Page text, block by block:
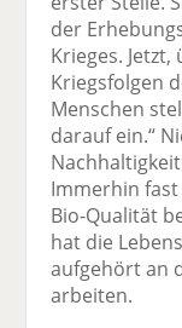
der
Krieges.
Kriegsfolgen
Menschen
darauf ein.“
Immerhin
Bio-Qualität
hat die
aufgehört an
arbeiten.